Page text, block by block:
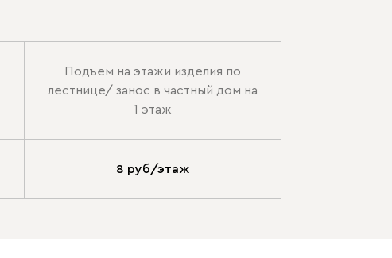
Подъем на этажи изделия по
лестнице/ занос в частный дом на
1 этаж
8 руб/этаж